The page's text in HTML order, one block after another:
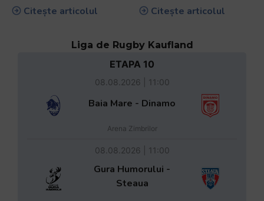
Citește articolul
Citește articolul
Liga de Rugby Kaufland
ETAPA 10
08.08.2026 | 11:00
Baia Mare - Dinamo
Arena Zimbrilor
08.08.2026 | 11:00
Gura Humorului -
Steaua